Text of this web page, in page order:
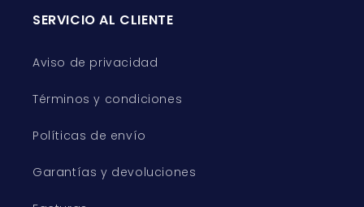
SERVICIO AL CLIENTE
Aviso de privacidad
Términos y condiciones
Políticas de envío
Garantías y devoluciones